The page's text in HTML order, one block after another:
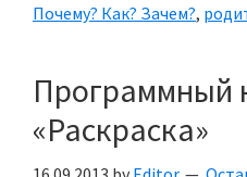
Почему? Как? Зачем?,
Программный
«Раскраска»